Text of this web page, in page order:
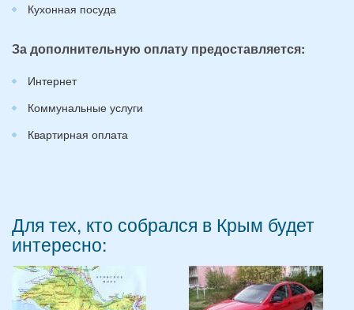
Кухонная посуда
За дополнительную оплату предоставляется:
Интернет
Коммунальные услуги
Квартирная оплата
Для тех, кто собрался в Крым будет
интересно: